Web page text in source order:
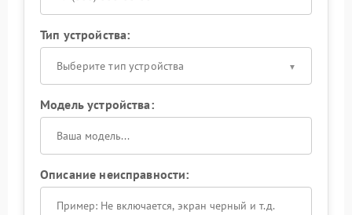
Тип устройства:
Выберите тип устройства
Модель устройства:
Описание неисправности: